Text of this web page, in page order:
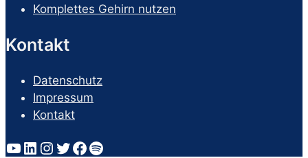
Komplettes Gehirn nutzen
Kontakt
Datenschutz
Impressum
Kontakt
YouTube
LinkedIn
Instagram
Twitter
Facebook
Spotify